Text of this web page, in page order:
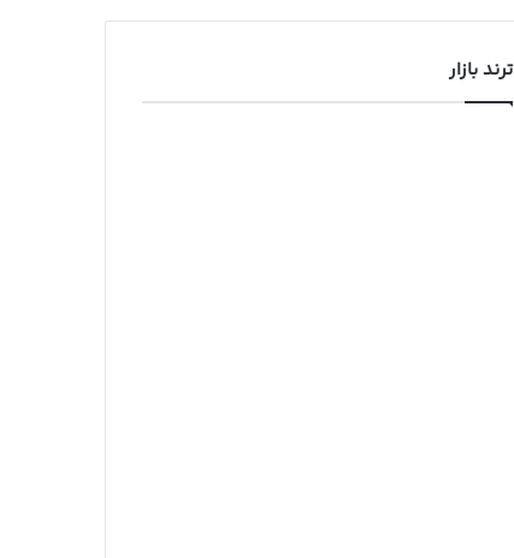
ترند بازار